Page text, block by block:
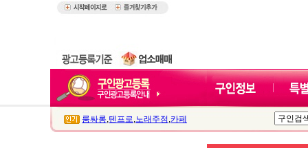
룸싸롱,텐프로,노래주점 ,카페